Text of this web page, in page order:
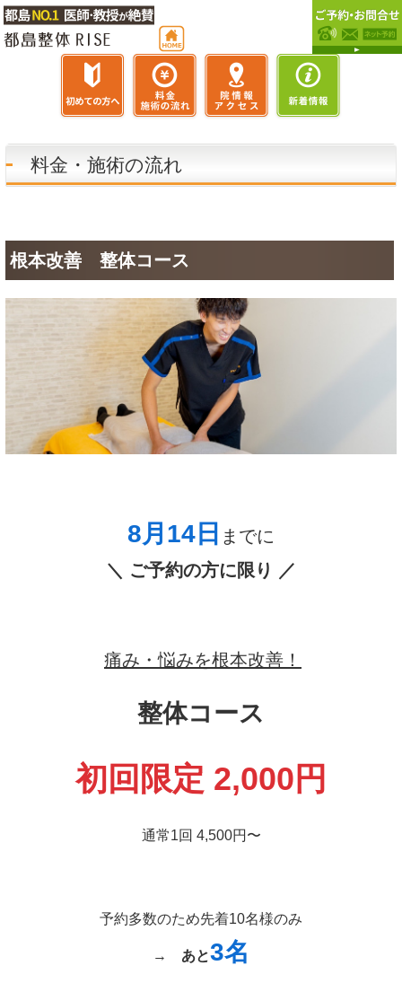
料金・施術の流れ
根本改善 整体コース
8月14 日 までに
＼ ご予約の方に限り ／
痛み・悩みを根本改善！
整体コース
初回限定 2,000円
通常1回 4,500円〜
予約多数のため先着10名様のみ
→ あと3名